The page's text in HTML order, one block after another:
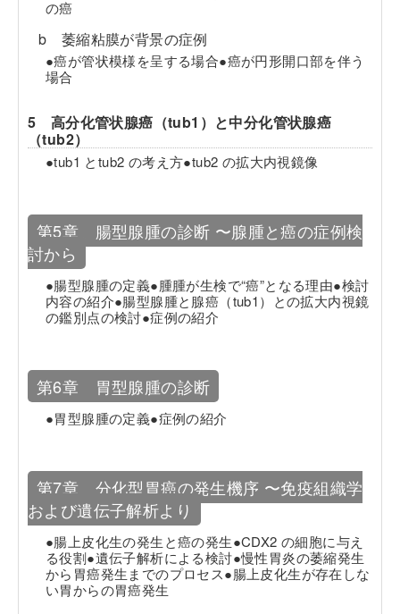
の癌
b 萎縮粘膜が背景の症例
●癌が管状模様を呈する場合●癌が円形開口部を伴う
場合
5 高分化管状腺癌（tub1）と中分化管状腺癌
（tub2）
●tub1 とtub2 の考え方●tub2 の拡大内視鏡像
第5章 腸型腺腫の診断 〜腺腫と癌の症例検
討から
●腸型腺腫の定義●腫腫が生検で“癌”となる理由●検討
内容の紹介●腸型腺腫と腺癌（tub1）との拡大内視鏡
の鑑別点の検討●症例の紹介
第6章 胃型腺腫の診断
●胃型腺腫の定義●症例の紹介
第7章 分化型胃癌の発生機序 〜免疫組織学
および遺伝子解析より
●腸上皮化生の発生と癌の発生●CDX2 の細胞に与え
る役割●遺伝子解析による検討●慢性胃炎の萎縮発生
から胃癌発生までのプロセス●腸上皮化生が存在しな
い胃からの胃癌発生